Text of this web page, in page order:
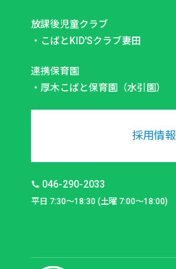
放課後児童クラブ
・ こばとKID'Sクラブ妻田
連携保育園
・ 厚木こばと保育園（水引園）
採用情報
046-290-2033
平日 7:30～18:30 (土曜 7:00～18:00)